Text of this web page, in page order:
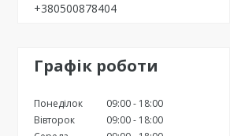
+380500878404
Графік роботи
Понеділок 09:00
18:00
Вівторок
09:00
18:00